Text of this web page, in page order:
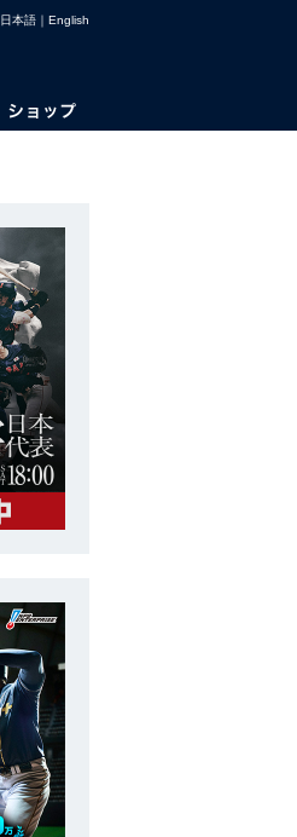
日本語 ｜ English